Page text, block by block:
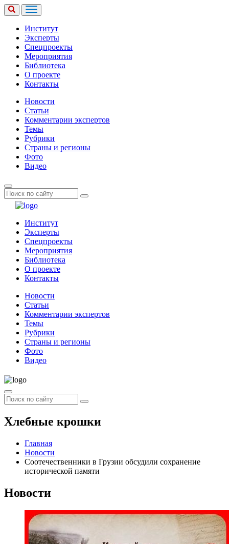
Институт
Эксперты
Спецпроекты
Мероприятия
Библиотека
О проекте
Контакты
Новости
Статьи
Комментарии экспертов
Темы
Рубрики
Страны и регионы
Фото
Видео
Институт
Эксперты
Спецпроекты
Мероприятия
Библиотека
О проекте
Контакты
Новости
Статьи
Комментарии экспертов
Темы
Рубрики
Страны и регионы
Фото
Видео
Хлебные крошки
Главная
Новости
Соотечественники в Грузии обсудили сохранение
исторической памяти
Новости